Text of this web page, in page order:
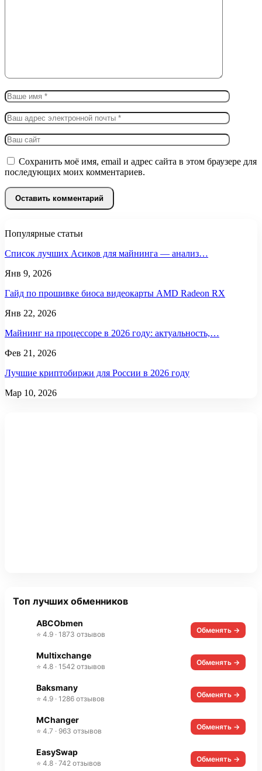
Сохранить моё имя, email и адрес сайта в этом браузере для
последующих моих комментариев.
Популярные статьи
Список лучших Асиков для майнинга — анализ…
Янв 9, 2026
Гайд по прошивке биоса видеокарты AMD Radeon RX
Янв 22, 2026
Майнинг на процессоре в 2026 году: актуальность,…
Фев 21, 2026
Лучшие криптобиржи для России в 2026 году
Мар 10, 2026
Топ лучших обменников
ABCObmen
⭐ 4.9 · 1873 отзывов Обменять →
Multixchange
⭐ 4.8 · 1542 отзывов Обменять →
Baksmany
⭐ 4.9 · 1286 отзывов Обменять →
MChanger
⭐ 4.7 · 963 отзывов Обменять →
EasySwap
⭐ 4.8 · 742 отзывов Обменять →